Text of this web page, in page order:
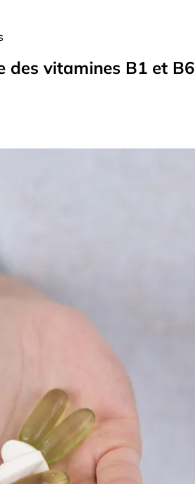
des vitamines B1 et B6